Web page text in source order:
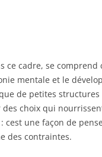
ce cadre, se
mentale et le
de petites
choix qui
cest une façon de
des contraintes.